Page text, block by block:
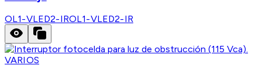
OL1-VLED2-IROL1-VLED2-IR
VARIOS